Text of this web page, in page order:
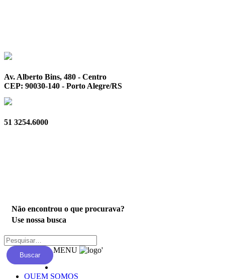
Av. Alberto Bins, 480 - Centro
CEP: 90030-140 - Porto Alegre/RS
51 3254.6000
Não encontrou o que procurava?
Use nossa busca
Buscar
MENU '
QUEM SOMOS